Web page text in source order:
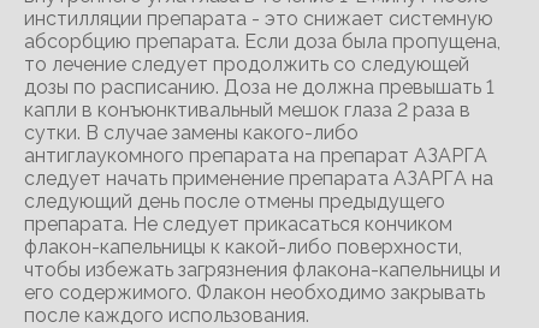
инстилляции препарата - это снижает системную
абсорбцию препарата. Если доза была пропущена,
то лечение следует продолжить со следующей
дозы по расписанию. Доза не должна превышать 1
капли в конъюнктивальный мешок глаза 2 раза в
сутки. В случае замены какого-либо
антиглаукомного препарата на препарат АЗАРГА
следует начать применение препарата АЗАРГА на
следующий день после отмены предыдущего
препарата. Не следует прикасаться кончиком
флакон-капельницы к какой-либо поверхности,
чтобы избежать загрязнения флакона-капельницы и
его содержимого. Флакон необходимо закрывать
после каждого использования.